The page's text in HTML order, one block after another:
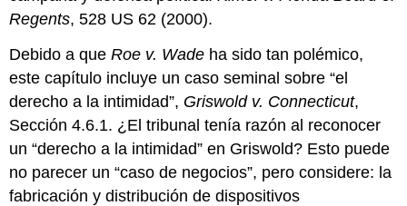
Regents, 528 US 62 (2000).
Debido a queRoe v. Wade ha sido tan polémico,
este capítulo incluye un caso seminal sobre “el
derecho a la intimidad”, Griswold v. Connecticut,
Sección 4.6.1. ¿El tribunal tenía razón al reconocer
un “derecho a la intimidad” en Griswold? Esto puede
no parecer un “caso de negocios”, pero considere: la
fabricación y distribución de dispositivos